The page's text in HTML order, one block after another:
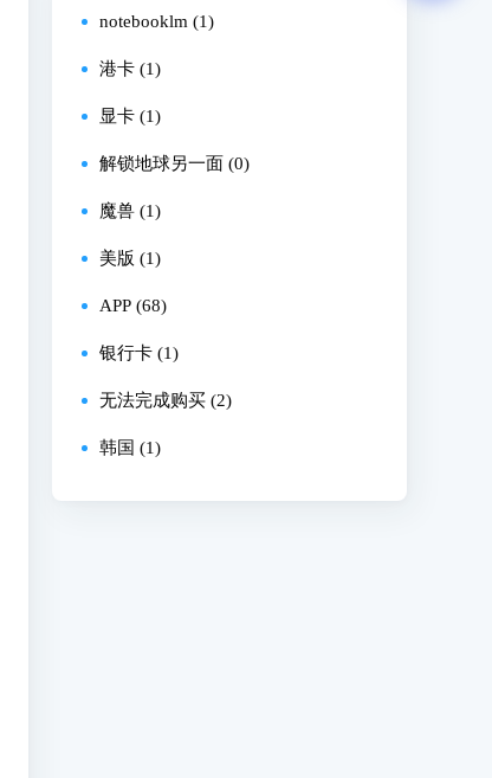
notebooklm (1)
港卡 (1)
显卡 (1)
解锁地球另一面 (0)
魔兽 (1)
美版 (1)
APP (68)
银行卡 (1)
无法完成购买 (2)
韩国 (1)